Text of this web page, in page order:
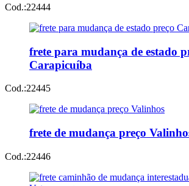
Cod.:22444
frete para mudança de estado
Carapicuíba
Cod.:22445
frete de mudança preço
Cod.:22446